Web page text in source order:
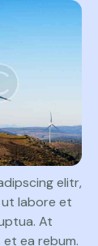
elitr,
labore et
At
ea rebum.